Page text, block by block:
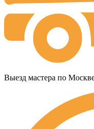
Выезд мастера по